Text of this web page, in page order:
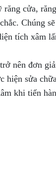
cửa,
Chúng
tích xâm
nên đơn
hiện sửa
khi tiến